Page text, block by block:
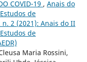
COVID-19 , Anais do
de
2 (2021): Anais do II
de
Maria Rossini,